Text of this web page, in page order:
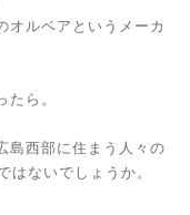
オルベアというメーカ
ら。
島西部に住まう人々の
はないでしょうか。